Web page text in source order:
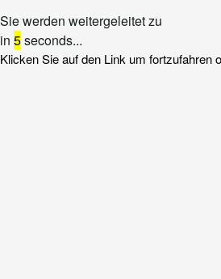
Sie werden weitergeleitet zu
in 5seconds...
Klicken Sie auf den Link um fortzufahren